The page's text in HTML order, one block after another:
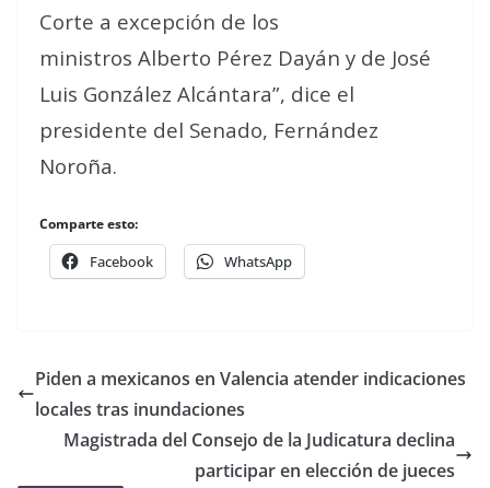
Corte a excepción de los
ministros Alberto Pérez Dayán y de José
Luis González Alcántara”, dice el
presidente del Senado, Fernández
Noroña.
Comparte esto:
Facebook WhatsApp
Piden a mexicanos en Valencia atender indicaciones
locales tras inundaciones
Magistrada del Consejo de la Judicatura declina
participar en elección de jueces